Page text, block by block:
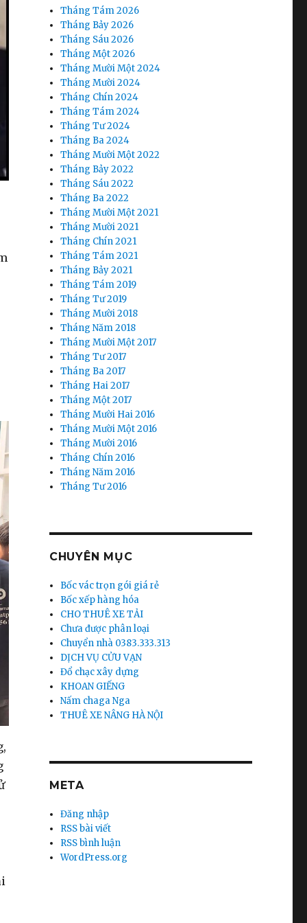
Tháng Tám 2026
Tháng Bảy 2026
Tháng Sáu 2026
Tháng Một 2026
Tháng Mười Một 2024
Tháng Mười 2024
Tháng Chín 2024
Tháng Tám 2024
Tháng Tư 2024
Tháng Ba 2024
Tháng Mười Một 2022
Tháng Bảy 2022
Tháng Sáu 2022
Tháng Ba 2022
Tháng Mười Một 2021
Tháng Mười 2021
Tháng Chín 2021
Tháng Tám 2021
Tháng Bảy 2021
Tháng Tám 2019
Tháng Tư 2019
Tháng Mười 2018
Tháng Năm 2018
Tháng Mười Một 2017
Tháng Tư 2017
Tháng Ba 2017
Tháng Hai 2017
Tháng Một 2017
Tháng Mười Hai 2016
Tháng Mười Một 2016
Tháng Mười 2016
Tháng Chín 2016
Tháng Năm 2016
Tháng Tư 2016
CHUYÊN MỤC
Bốc vác trọn gói giá rẻ
Bốc xếp hàng hóa
CHO THUÊ XE TẢI
Chưa được phân loại
Chuyển nhà 0383.333.313
DỊCH VỤ CỬU VẠN
Đổ chạc xây dựng
KHOAN GIẾNG
Nấm chaga Nga
THUÊ XE NÂNG HÀ NỘI
META
Đăng nhập
RSS bài viết
RSS bình luận
WordPress.org